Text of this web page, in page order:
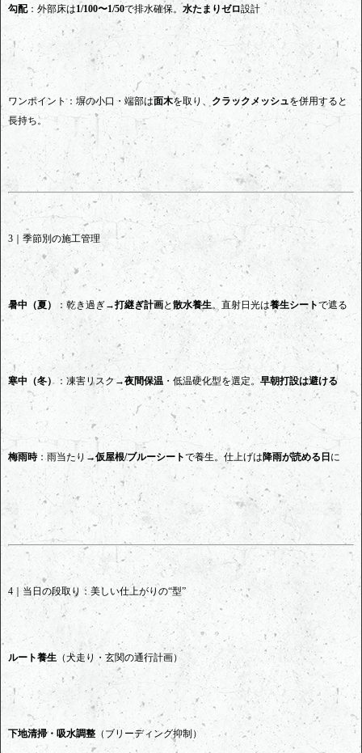
勾配：外部床は1/100〜1/50で排水確保。 水たまりゼロ設計
ワンポイント：塀の小口・端部は面木を取り、 クラックメッシュを併用すると
長持ち。
3｜季節別の施工管理
暑中（夏） ：乾き過ぎ→打継ぎ計画と散水養生。直射日光は養生シートで遮る
寒中（冬） ：凍害リスク→夜間保温 ・低温硬化型を選定。早朝打設は避ける
梅雨時：雨当たり→仮屋根/ブルーシートで養生。仕上げは 降雨が読める日 に
4｜当日の段取り：美しい仕上がりの“型”
ルート養生（犬走り・玄関の通行計画）
下地清掃・吸水調整 （ブリーディング抑制）